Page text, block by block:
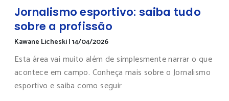
Jornalismo esportivo: saiba tudo
sobre a profissão
Kawane Licheski|14/04/2026
Esta área vai muito além de simplesmente narrar o que
acontece em campo. Conheça mais sobre o Jornalismo
esportivo e saiba como seguir